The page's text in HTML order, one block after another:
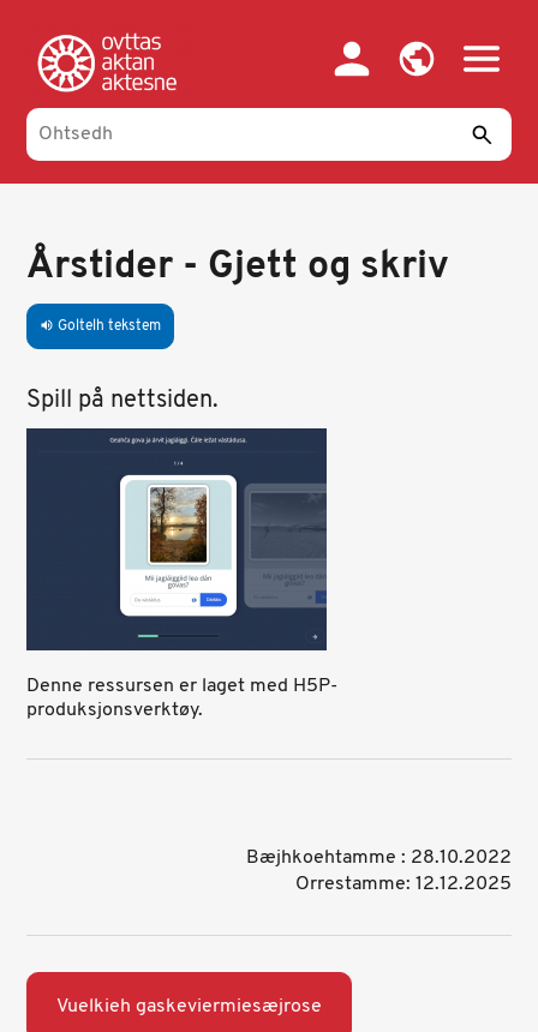
main
content
Årstider - Gjett og skriv
volume_up Goltelh tekstem
Spill på nettsiden.
Denne ressursen er laget med H5P-
produksjonsverktøy.
Bæjhkoehtamme : 28.10.2022
Orrestamme: 12.12.2025
Vuelkieh gaskeviermiesæjrose